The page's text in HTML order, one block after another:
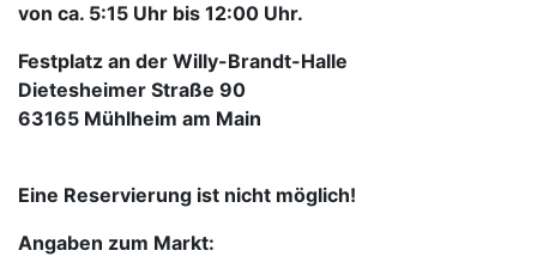
von ca. 5:15 Uhr bis 12:00 Uhr.
Festplatz an der Willy-Brandt-Halle
Dietesheimer Straße 90
63165 Mühlheim am Main
Eine Reservierung ist nicht möglich!
Angaben zum Markt: